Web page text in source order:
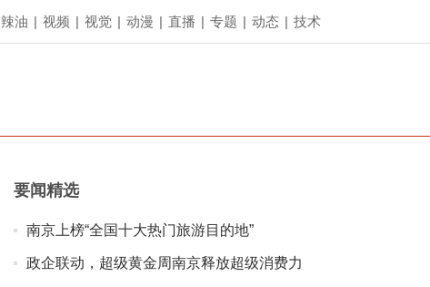
辣油 | 视频 | 视觉 | 动漫 | 直播 | 专题 | 动态 | 技术
要闻精选
南京上榜“全国十大热门旅游目的地”
政企联动，超级黄金周南京释放超级消费力